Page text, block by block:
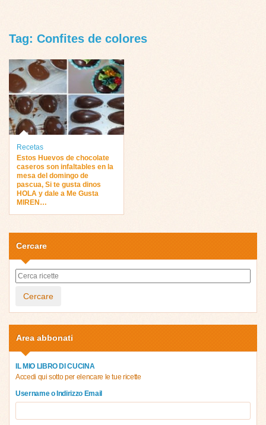
Tag: Confites de colores
Recetas
Estos Huevos de chocolate
caseros son infaltables en la
mesa del domingo de
pascua, Si te gusta dinos
HOLA y dale a Me Gusta
MIREN…
Cercare
Cercare
Area abbonati
IL MIO LIBRO DI CUCINA
Accedi qui sotto per elencare le tue ricette
Username o Indirizzo Email